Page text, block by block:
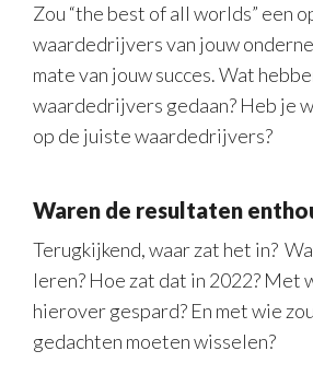
Zou “the best of all worlds” een
waardedrijvers van jouw
mate van jouw succes. Wat
waardedrijvers gedaan? Heb je
op de juiste waardedrijvers?
Waren de resultaten
Terugkijkend, waar zat het in?
leren? Hoe zat dat in 2022? Met
hierover gespard? En met wie
gedachten moeten wisselen?